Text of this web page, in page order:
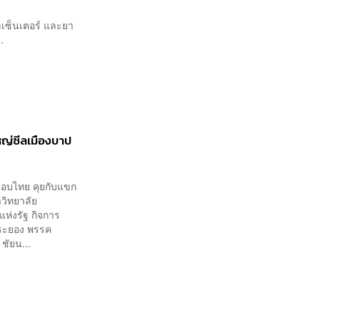
ซ็นเตอร์ และยา
ซีลเมืองบาป
บไทย คุยกับแขก
ทยาลัย
งรัฐ กิจการ
ยอง พรรค
ชัยน...